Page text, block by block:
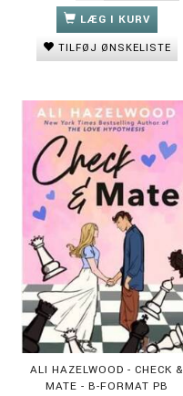
LÆG I KURV
TILFØJ ØNSKELISTE
ALI HAZELWOOD - CHECK &
MATE - B-FORMAT PB